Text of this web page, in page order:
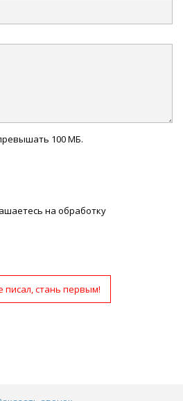
100 МБ.
на обработку
писал, стань первым!